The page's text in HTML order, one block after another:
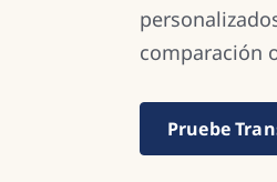
comparación
Pruebe